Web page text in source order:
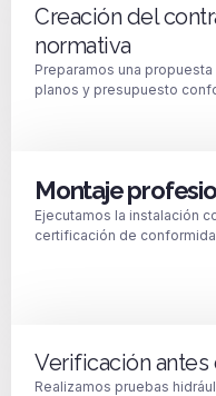
Creación del
normativa
Preparamos una
planos y presupuesto
Montaje
Ejecutamos la instalación
certificación de
Verificación antes
Realizamos pruebas